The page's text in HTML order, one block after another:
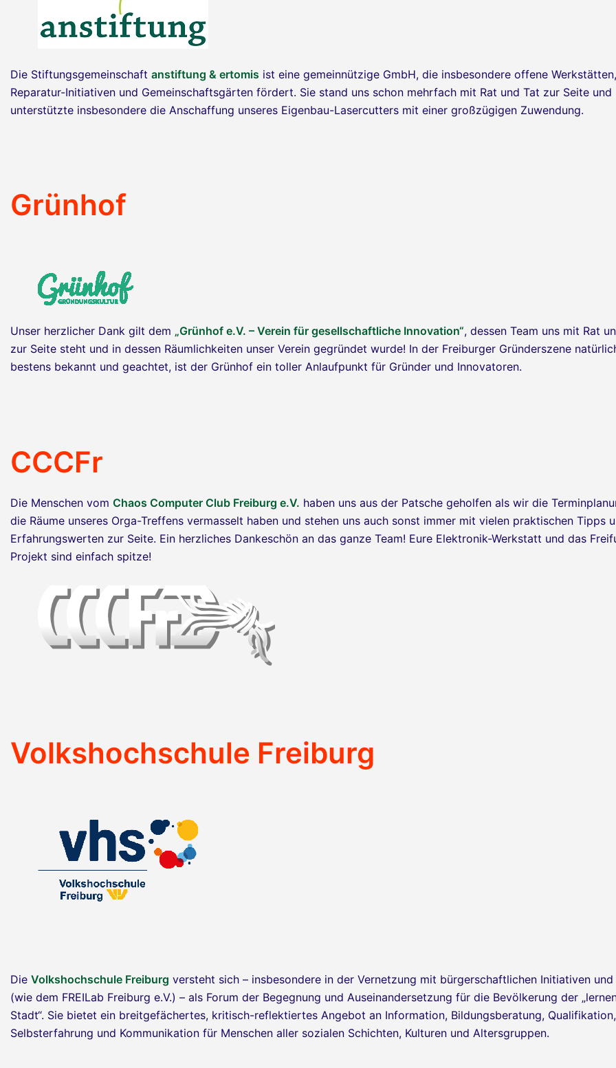
Die Stiftungsgemeinschaft anstiftung & ertomis ist eine gemeinnützige GmbH, die insbesondere offene Werkstätten,
Reparatur-Initiativen und Gemeinschaftsgärten fördert. Sie stand uns schon mehrfach mit Rat und Tat zur Seite und
unterstützte insbesondere die Anschaffung unseres Eigenbau-Lasercutters mit einer großzügigen Zuwendung.
Grünhof
Unser herzlicher Dank gilt dem „Grünhof e.V. – Verein für gesellschaftliche Innovation“, dessen Team uns mit Rat
zur Seite steht und in dessen Räumlichkeiten unser Verein gegründet wurde! In der Freiburger Gründerszene
bestens bekannt und geachtet, ist der Grünhof ein toller Anlaufpunkt für Gründer und Innovatoren.
CCCFr
Die Menschen vom Chaos Computer Club Freiburg e.V. haben uns aus der Patsche geholfen als wir die
die Räume unseres Orga-Treffens vermasselt haben und stehen uns auch sonst immer mit vielen praktischen Tipps
Erfahrungswerten zur Seite. Ein herzliches Dankeschön an das ganze Team! Eure Elektronik-Werkstatt und das
Projekt sind einfach spitze!
Volkshochschule Freiburg
Die Volkshochschule Freiburg versteht sich – insbesondere in der Vernetzung mit bürgerschaftlichen Initiativen und
(wie dem FREILab Freiburg e.V.) – als Forum der Begegnung und Auseinandersetzung für die Bevölkerung der
Stadt“. Sie bietet ein breitgefächertes, kritisch-reflektiertes Angebot an Information, Bildungsberatung, Qualifikation,
Selbsterfahrung und Kommunikation für Menschen aller sozialen Schichten, Kulturen und Altersgruppen.